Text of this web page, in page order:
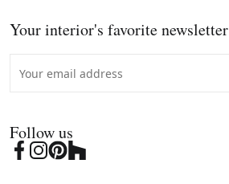
Your interior's favorite newsletter
Follow us